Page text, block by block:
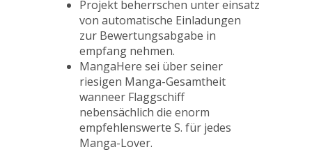
Projekt beherrschen unter einsatz
von automatische Einladungen
zur Bewertungsabgabe in
empfang nehmen.
MangaHere sei über seiner
riesigen Manga-Gesamtheit
wanneer Flaggschiff
nebensächlich die enorm
empfehlenswerte S. für jedes
Manga-Lover.